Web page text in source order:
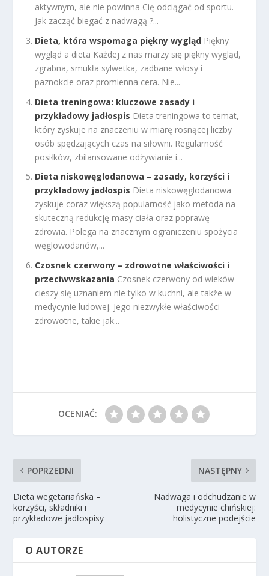
aktywnym, ale nie powinna Cię odciągać od sportu.
Jak zacząć biegać z nadwagą ?...
Dieta, która wspomaga piękny wygląd Piękny
wygląd a dieta Każdej z nas marzy się piękny wygląd,
zgrabna, smukła sylwetka, zadbane włosy i
paznokcie oraz promienna cera. Nie...
Dieta treningowa: kluczowe zasady i
przykładowy jadłospis Dieta treningowa to temat,
który zyskuje na znaczeniu w miarę rosnącej liczby
osób spędzających czas na siłowni. Regularność
posiłków, zbilansowane odżywianie i...
Dieta niskowęglodanowa – zasady, korzyści i
przykładowy jadłospis Dieta niskowęglodanowa
zyskuje coraz większą popularność jako metoda na
skuteczną redukcję masy ciała oraz poprawę
zdrowia. Polega na znacznym ograniczeniu spożycia
węglowodanów,...
Czosnek czerwony – zdrowotne właściwości i
przeciwwskazania Czosnek czerwony od wieków
cieszy się uznaniem nie tylko w kuchni, ale także w
medycynie ludowej. Jego niezwykłe właściwości
zdrowotne, takie jak...
OCENIAĆ:
POPRZEDNI
Dieta wegetariańska –
korzyści, składniki i
przykładowe jadłospisy
NASTĘPNY
Nadwaga i odchudzanie w
medycynie chińskiej:
holistyczne podejście
O AUTORZE